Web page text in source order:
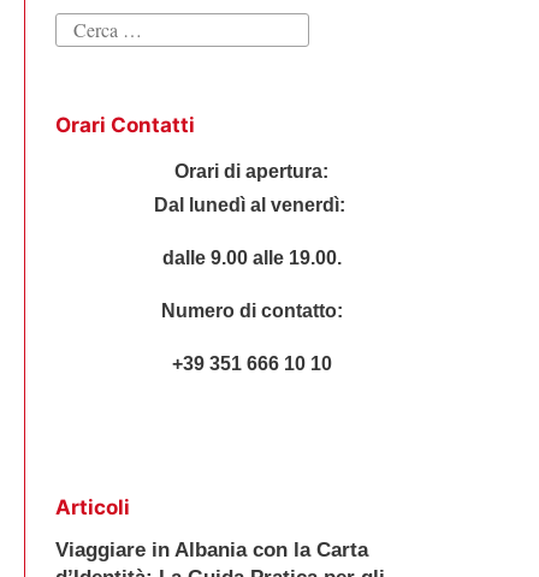
Ricerca
Orari Contatti
Orari di apertura:
Dal lunedì al venerdì:
dalle 9.00 alle 19.00.
Numero di contatto:
+39 351 666 10 10
Articoli
Viaggiare in Albania con la Carta